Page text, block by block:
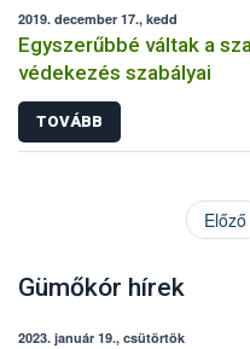
2019. december 17., kedd
Egyszerűbbé váltak a
védekezés szabályai
TOVÁBB
Előző
Gümőkór hírek
2023. január 19., csütörtök